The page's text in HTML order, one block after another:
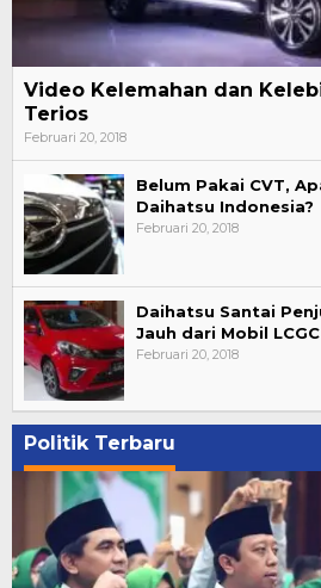
Video Kelemahan dan
Terios
Februari 20, 2018
Belum Pakai CVT,
Daihatsu Indonesia?
Februari 20, 2018
Daihatsu Santai
Jauh dari Mobil LCGC
Februari 20, 2018
Politik Terbaru